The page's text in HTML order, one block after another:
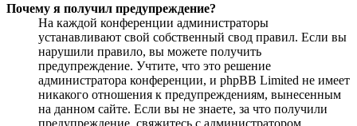
Почему я получил предупреждение?
На каждой конференции администраторы
устанавливают свой собственный свод правил. Если вы
нарушили правило, вы можете получить
предупреждение. Учтите, что это решение
администратора конференции, и phpBB Limited не имеет
никакого отношения к предупреждениям, вынесенным
на данном сайте. Если вы не знаете, за что получили
предупреждение, свяжитесь с администратором